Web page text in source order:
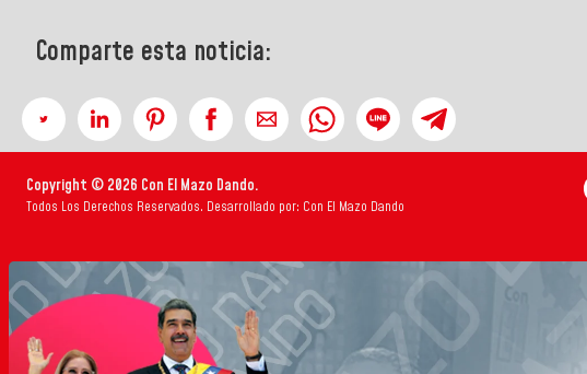
Comparte esta noticia:
Copyright © 2026 Con El Mazo Dando.
Todos Los Derechos Reservados. Desarrollado por: Con El Mazo Dando